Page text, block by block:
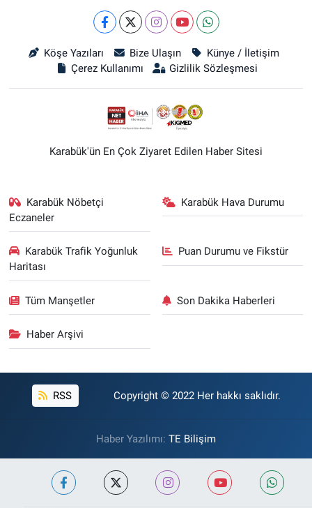
Köşe Yazıları Bize Ulaşın
Künye / İletişim
Çerez Kullanımı
Gizlilik Sözleşmesi
Karabük'ün En Çok Ziyaret Edilen Haber Sitesi
Karabük Nöbetçi
Eczaneler
Karabük Hava Durumu
Karabük Trafik Yoğunluk
Haritası
Puan Durumu ve Fikstür
Tüm Manşetler Son Dakika Haberleri
Haber Arşivi
RSS Copyright © 2022 Her hakkı saklıdır.
Haber Yazılımı: TE Bilişim